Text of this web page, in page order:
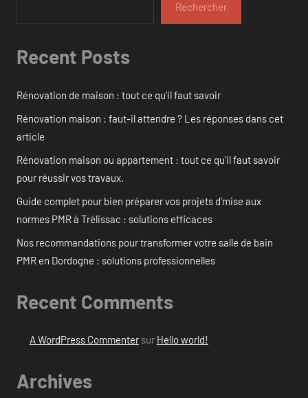
Rechercher
Recent Posts
Rénovation de maison : tout ce qu’il faut savoir
Rénovation maison : faut-il attendre ? Les réponses dans cet
article
Rénovation maison ou appartement : tout ce qu’il faut savoir
pour réussir vos travaux.
Guide complet pour bien préparer vos projets d’mise aux
normes PMR à Trélissac : solutions efficaces
Nos recommandations pour transformer votre salle de bain
PMR en Dordogne : solutions professionnelles
Recent Comments
A WordPress Commentersur Hello world!
Archives